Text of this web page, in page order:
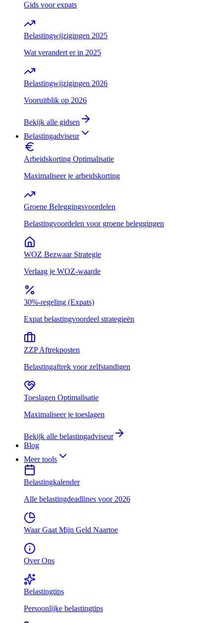
Gids voor expats
Belastingwijzigingen 2025
Wat verandert er in 2025
Belastingwijzigingen 2026
Vooruitblik op 2026
Bekijk alle gidsen
Belastingadviseur
Arbeidskorting Optimalisatie
Maximaliseer je arbeidskorting
Groene Beleggingsvoordelen
Belastingvoordelen voor groene beleggingen
WOZ Bezwaar Strategie
Verlaag je WOZ-waarde
30%-regeling (Expats)
Expat belastingvoordeel strategieën
ZZP Aftrekposten
Belastingaftrek voor zelfstandigen
Toeslagen Optimalisatie
Maximaliseer je toeslagen
Bekijk alle belastingadviseur
Blog
Meer tools
Belastingkalender
Alle belastingdeadlines voor 2026
Waar Gaat Mijn Geld Naartoe
Over Ons
Belastingtips
Persoonlijke belastingtips